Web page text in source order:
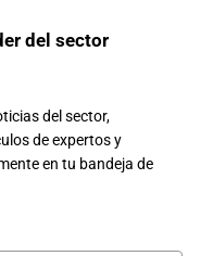
del sector
del sector,
de expertos y
en tu bandeja de